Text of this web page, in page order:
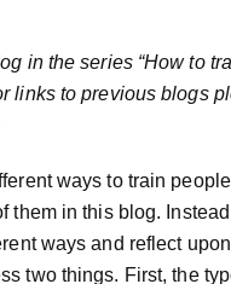
in the series “How to
links to previous blogs
ways to train
them in this blog.
ways and reflect
two things. First, the